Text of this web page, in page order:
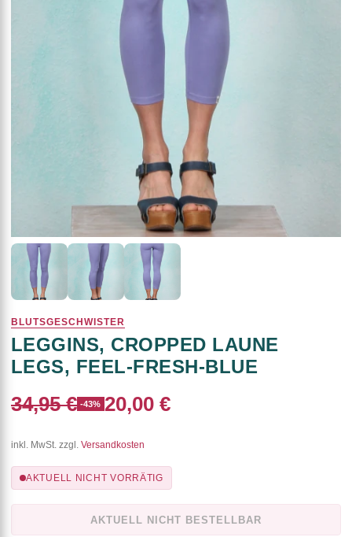
BLUTSGESCHWISTER
LEGGINS, CROPPED LAUNE
LEGS, FEEL-FRESH-BLUE
34,95 € -43% 20,00 €
inkl. MwSt. zzgl. Versandkosten
AKTUELL NICHT VORRÄTIG
AKTUELL NICHT BESTELLBAR